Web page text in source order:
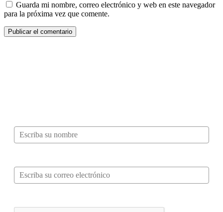
Guarda mi nombre, correo electrónico y web en este navegador
para la próxima vez que comente.